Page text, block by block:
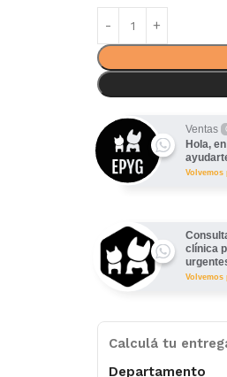
Ventas
Hola,
Volvemos
clínica
Volvemos
Calculá tu
Departamento